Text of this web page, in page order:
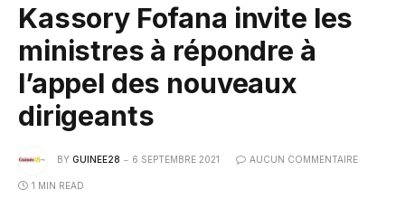
Kassory Fofana invite les
ministres à répondre à
l’appel des nouveaux
dirigeants
BY GUINEE28 6 SEPTEMBRE 2021 AUCUN COMMENTAIRE
1 MIN READ